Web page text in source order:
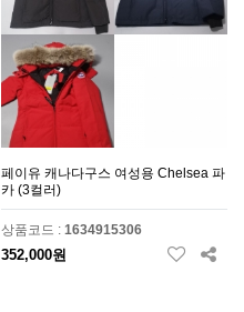
페이유 캐나다구스 여성용 Chelsea 파
카 (3컬러)
상품코드 : 1634915306
352,000원